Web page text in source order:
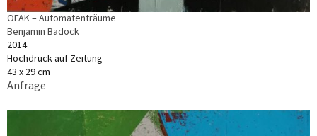
OFAK – Automatenträume
Benjamin Badock
2014
Hochdruck auf Zeitung
43 x 29 cm
Anfrage